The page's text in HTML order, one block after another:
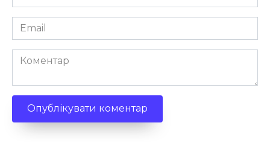
*
Email
*
Коментар